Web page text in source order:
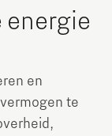
energie
en
te